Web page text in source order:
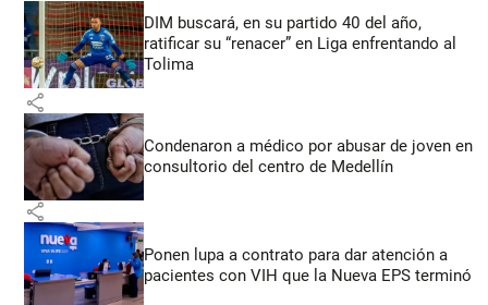
DIM buscará, en su partido 40 del año,
ratificar su “renacer” en Liga enfrentando al
Tolima
share
Condenaron a médico por abusar de joven en
consultorio del centro de Medellín
share
Ponen lupa a contrato para dar atención a
pacientes con VIH que la Nueva EPS terminó